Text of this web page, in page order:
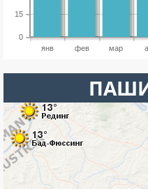
янв фев мар
0
15